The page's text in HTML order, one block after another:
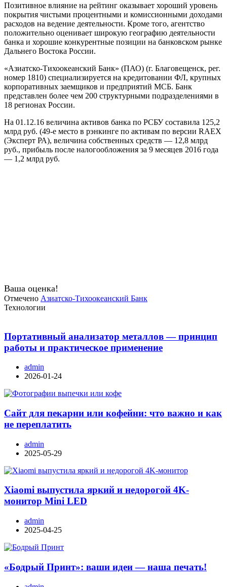
Позитивное влияние на рейтинг оказывает хороший уровень
покрытия чистыми процентными и комиссионными доходами
расходов на ведение деятельности. Кроме того, агентство
положительно оценивает широкую географию деятельности
банка и хорошие конкурентные позиции на банковском рынке
Дальнего Востока России.
«Азиатско-Тихоокеанский Банк» (ПАО) (г. Благовещенск, рег.
номер 1810) специализируется на кредитовании ФЛ, крупных
корпоративных заемщиков и предприятий МСБ. Банк
представлен более чем 200 структурными подразделениями в
18 регионах России.
На 01.12.16 величина активов банка по РСБУ составила 125,2
млрд руб. (49-е место в рэнкинге по активам по версии RAEX
(Эксперт РА), величина собственных средств — 12,8 млрд
руб., прибыль после налогообложения за 9 месяцев 2016 года
— 1,2 млрд руб.
Ваша оценка!
Отмечено Азиатско-Тихоокеанский Банк
Технологии
Портативный анализатор металлов — принцип
работы и практическое применение
admin
2026-01-24
Сайт для пекарни или кофейни: что важно и как
не переплатить
admin
2025-05-29
Xiaomi выпустила яркий и недорогой 4K-
монитор Mini LED
admin
2025-04-25
«Бодрый Принт»: ваши идеи — наша печать!